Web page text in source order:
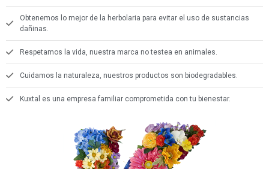
Obtenemos lo mejor de la herbolaria para evitar el uso de sustancias
dañinas.
Respetamos la vida, nuestra marca no testea en animales.
Cuidamos la naturaleza, nuestros productos son biodegradables.
Kuxtal es una empresa familiar comprometida con tu bienestar.